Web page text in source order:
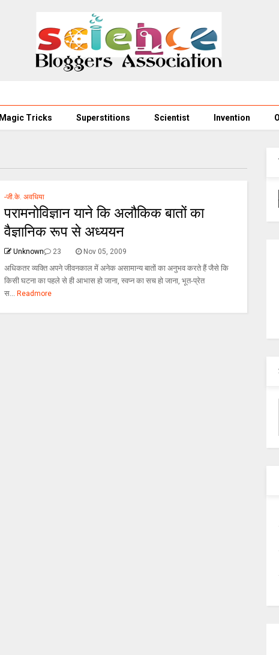
Magic Tricks Superstitions Scientist Invention
-जी.के. अवधिया
परामनोविज्ञान याने कि अलौकिक बातों का
वैज्ञानिक रूप से अध्ययन
Unknown 23 Nov 05, 2009
अधिकतर व्यक्ति अपने जीवनकाल में अनेक असामान्य बातों का अनुभव करते हैं जैसे कि
किसी घटना का पहले से ही आभास हो जाना, स्वप्न का सच हो जाना, भूत-प्रेत
स... Readmore